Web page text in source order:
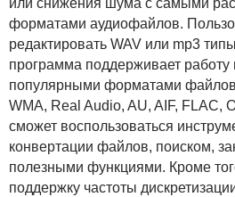
форматами аудиофайлов.
редактировать WAV или mp3
программа поддерживает работу
популярными форматами файлов
WMA, Real Audio, AU, AIF, FLAC,
сможет воспользоваться
конвертации файлов, поиском,
полезными функциями. Кроме
поддержку частоты